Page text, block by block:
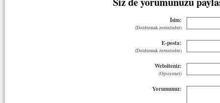
İsim:
(Doldurmak zorunludur)
E-posta:
(Doldurmak zorunludur)
Websiteniz:
(Opsiyonel)
Yorumunuz: